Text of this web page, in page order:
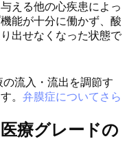
える他の心疾患によっ
能が十分に働かず、酸
出せなくなった状態で
流入・流出を調節す
。 弁膜症についてさら
療グレードの